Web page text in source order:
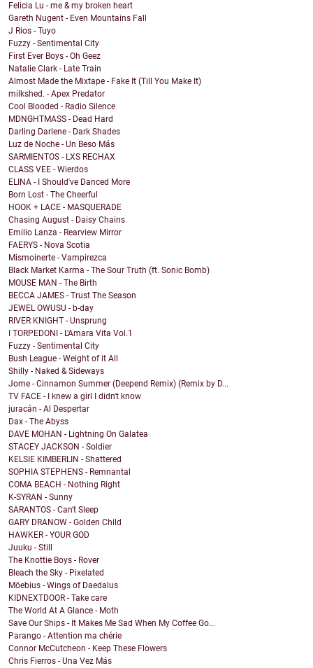
Felicia Lu - me & my broken heart
Gareth Nugent - Even Mountains Fall
J Rios - Tuyo
Fuzzy - Sentimental City
First Ever Boys - Oh Geez
Natalie Clark - Late Train
Almost Made the Mixtape - Fake It (Till You Make It)
milkshed. - Apex Predator
Cool Blooded - Radio Silence
MDNGHTMASS - Dead Hard
Darling Darlene - Dark Shades
Luz de Noche - Un Beso Más
SARMIENTOS - LXS RECHAX
CLASS VEE - Wierdos
ELINA - I Should've Danced More
Born Lost - The Cheerful
HOOK + LACE - MASQUERADE
Chasing August - Daisy Chains
Emilio Lanza - Rearview Mirror
FAERYS - Nova Scotia
Mismoinerte - Vampirezca
Black Market Karma - The Sour Truth (ft. Sonic Bomb)
MOUSE MAN - The Birth
BECCA JAMES - Trust The Season
JEWEL OWUSU - b-day
RIVER KNIGHT - Unsprung
I TORPEDONI - L'Amara Vita Vol.1
Fuzzy - Sentimental City
Bush League - Weight of it All
Shilly - Naked & Sideways
Jome - Cinnamon Summer (Deepend Remix) (Remix by D...
TV FACE - I knew a girl I didn't know
juracán - Al Despertar
Dax - The Abyss
DAVE MOHAN - Lightning On Galatea
STACEY JACKSON - Soldier
KELSIE KIMBERLIN - Shattered
SOPHIA STEPHENS - Remnantal
COMA BEACH - Nothing Right
K-SYRAN - Sunny
SARANTOS - Can't Sleep
GARY DRANOW - Golden Child
HAWKER - YOUR GOD
Juuku - Still
The Knottie Boys - Rover
Bleach the Sky - Pixelated
Möebius - Wings of Daedalus
KIDNEXTDOOR - Take care
The World At A Glance - Moth
Save Our Ships - It Makes Me Sad When My Coffee Go...
Parango - Attention ma chérie
Connor McCutcheon - Keep These Flowers
Chris Fierros - Una Vez Más